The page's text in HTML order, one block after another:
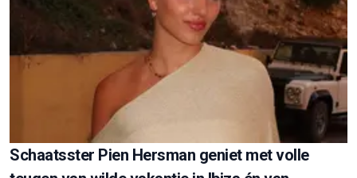
Schaatsster Pien Hersman geniet met volle